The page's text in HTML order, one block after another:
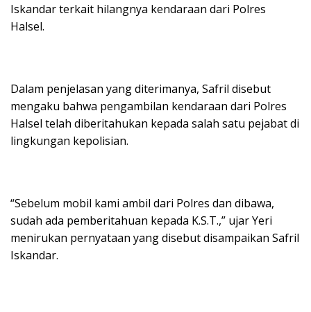
Iskandar terkait hilangnya kendaraan dari Polres
Halsel.
Dalam penjelasan yang diterimanya, Safril disebut
mengaku bahwa pengambilan kendaraan dari Polres
Halsel telah diberitahukan kepada salah satu pejabat di
lingkungan kepolisian.
“Sebelum mobil kami ambil dari Polres dan dibawa,
sudah ada pemberitahuan kepada K.S.T.,” ujar Yeri
menirukan pernyataan yang disebut disampaikan Safril
Iskandar.